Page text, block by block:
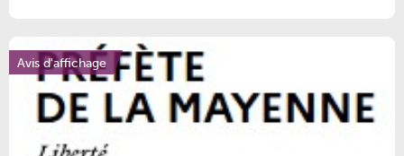
Avis d'affichage